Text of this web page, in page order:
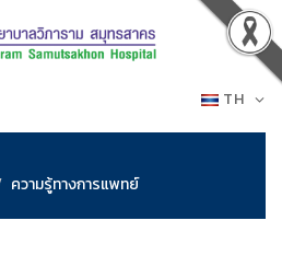
TH
ความรู้ทางการแพทย์